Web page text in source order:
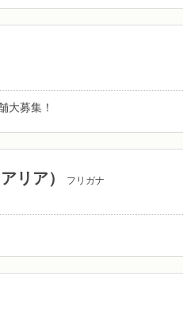
大募集！
リア） フリガナ